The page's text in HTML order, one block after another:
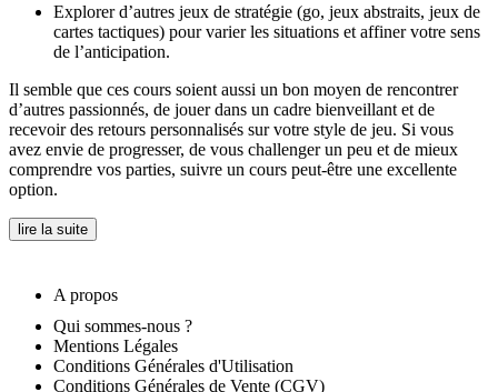
Explorer d’autres jeux de stratégie (go, jeux abstraits, jeux de
cartes tactiques) pour varier les situations et affiner votre sens
de l’anticipation.
Il semble que ces cours soient aussi un bon moyen de rencontrer
d’autres passionnés, de jouer dans un cadre bienveillant et de
recevoir des retours personnalisés sur votre style de jeu. Si vous
avez envie de progresser, de vous challenger un peu et de mieux
comprendre vos parties, suivre un cours peut-être une excellente
option.
lire la suite
A propos
Qui sommes-nous ?
Mentions Légales
Conditions Générales d'Utilisation
Conditions Générales de Vente (CGV)